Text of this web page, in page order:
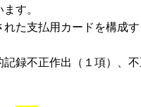
す。
た支払用カードを構成
録不正作出（１項）、